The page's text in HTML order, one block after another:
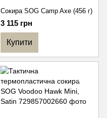
Сокира SOG Camp Axe (456 г)
3 115 грн
Купити